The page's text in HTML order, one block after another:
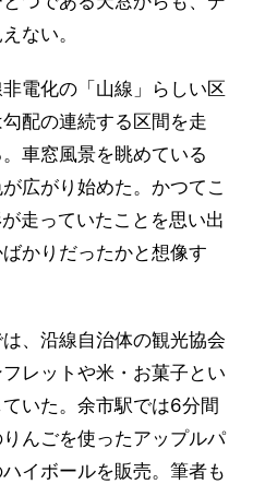
ない。
電化の「山線」らしい区
配の連続する区間を走
車窓風景を眺めている
広がり始めた。かつてこ
走っていたことを思い出
かりだったかと想像す
、沿線自治体の観光協会
レットや米・お菓子とい
いた。余市駅では6分間
んごを使ったアップルパ
イボールを販売。筆者も